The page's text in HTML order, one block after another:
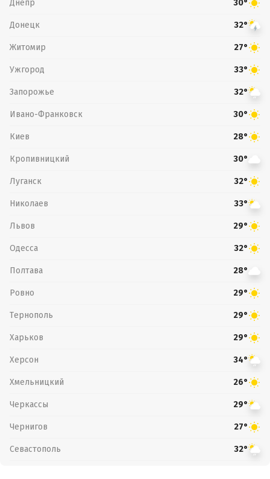
Днепр 30°
Донецк 32°
Житомир 27°
Ужгород 33°
Запорожье 32°
Ивано-Франковск 30°
Киев 28°
Кропивницкий 30°
Луганск 32°
Николаев 33°
Львов 29°
Одесса 32°
Полтава 28°
Ровно 29°
Тернополь 29°
Харьков 29°
Херсон 34°
Хмельницкий 26°
Черкассы 29°
Чернигов 27°
Севастополь 32°